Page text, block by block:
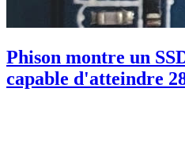
Phison montre un
capable d'atteindre